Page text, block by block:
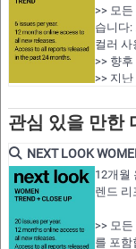
>> 모
습니다:
컬러 사
>> 향
>> 지
>> 최
가능한
>> 12
관심 있을 만한
NEXT LOOK
12개월
렌드 리
>> 모
를 포함